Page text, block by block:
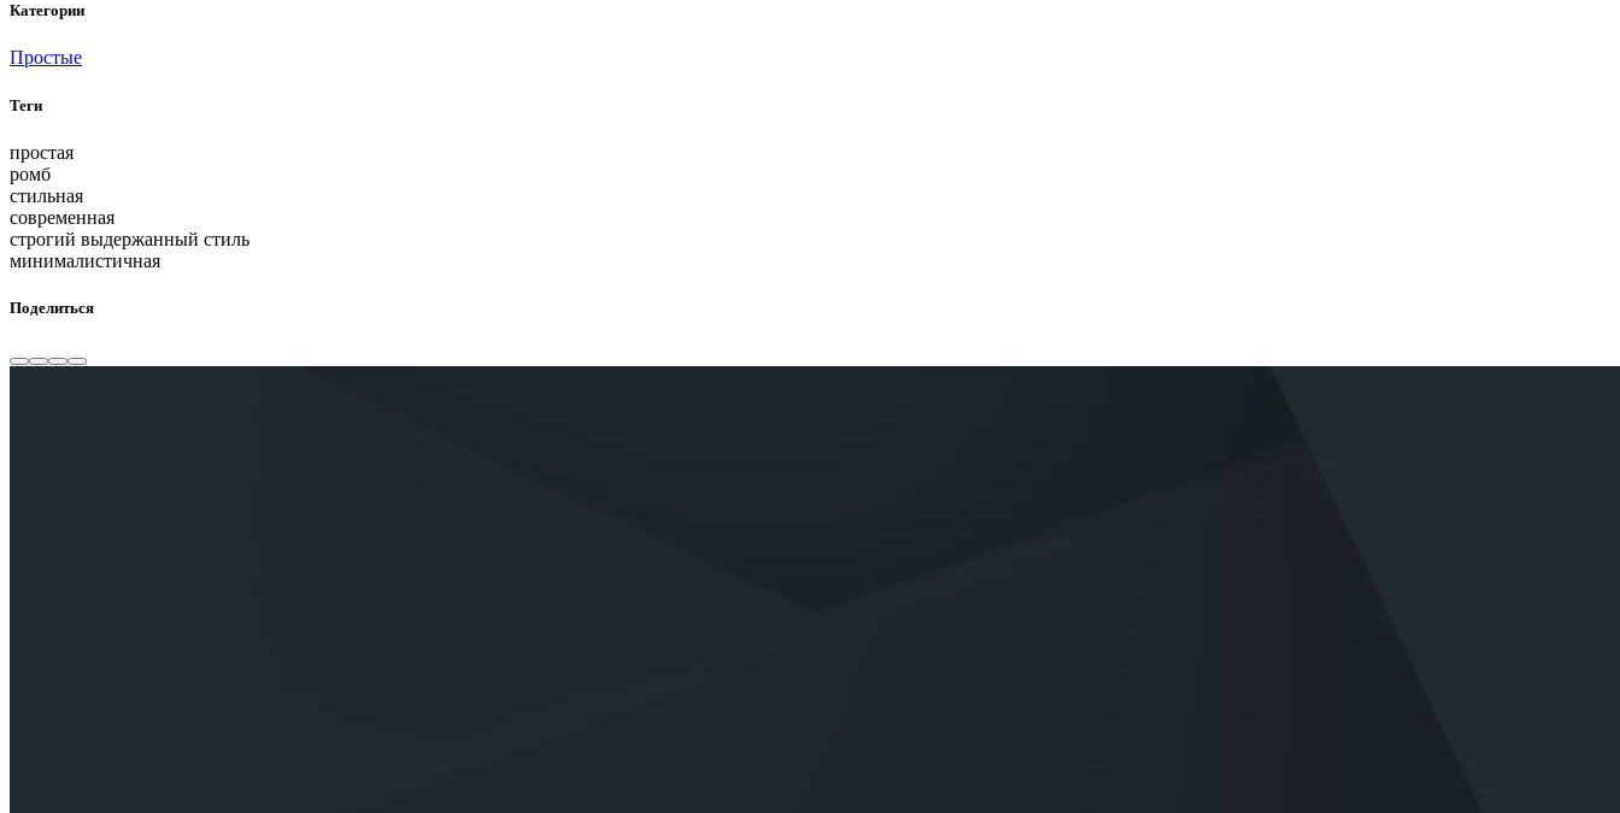
Категории
Простые
Теги
простая
ромб
стильная
современная
строгий выдержанный стиль
минималистичная
Поделиться